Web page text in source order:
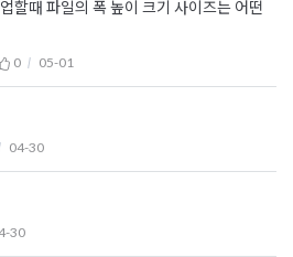
할때 파일의 폭 높이 크기 사이즈는 어떤
0 05-01
04-30
30